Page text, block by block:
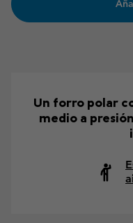
Un forro polar
medio a